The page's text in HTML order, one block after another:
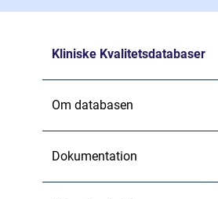
Kliniske Kvalitetsdatabaser
Om databasen
Dokumentation